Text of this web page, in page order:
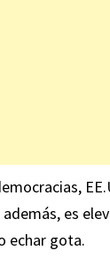
es
echar gota.